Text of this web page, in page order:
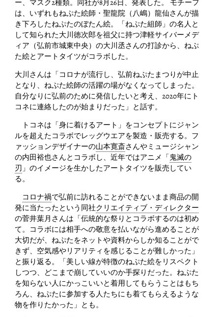
ー、マスク2種類。同社が8月26日、発表した。 モチーフ
は、いずれもねぷた絵師・聖龍院（八嶋）龍仙さんが描
き下ろしたねぷたのぼたん絵。「ねぷた組師」の名人と
して知られた大川徳次郎を祖父に持つ津軽サイバーメデ
ィア（弘前市城東中央）の大川丞さんの打診から、ねぷ
た絵とアートタイツがコラボした。
大川さんは「コロナが流行し、弘前ねぷたまつりが中止
となり、ねぷた絵師の活躍の場がなくなってしまった。
自分なりに弘前のために発信したいと考え、2020年にト
コネに連絡したのが始まりだった」と話す。
トコネは「身に着けるアート」をコンセプトにジャン
ルを超えたコラボでレッグウエアを製造・販売する。フ
ァッションデザイナーの山本寛斎さんやミュージシャン
の内田裕也さんとコラボし、近年ではアニメ「鬼滅の
刃 」のイメージを生かしたアートタイツを販売してい
る。
コロナ禍で弘前に訪れることができないまま商品の開
発に当たったという同社クリエイティブ・ディレクター
の菅井葉月さんは「伝統的な祭りとコラボするのは初め
て。コラボには相手への敬意を払いながら進めることが
大切だが、ねぷたをネットや資料からしか知ることがで
きず、空気感やリアリティを感じることが難しかった」
と振り返る。「美しい線が特徴のねぷた絵をリスペクト
しつつ、どこまで崩していいのか手探りだった。ねぷた
を知らない人にかっこいいと着用してもらうことはもち
ろん、ねぷたに参加する人たちにも着てもらえるような
物を作りたかった」とも。